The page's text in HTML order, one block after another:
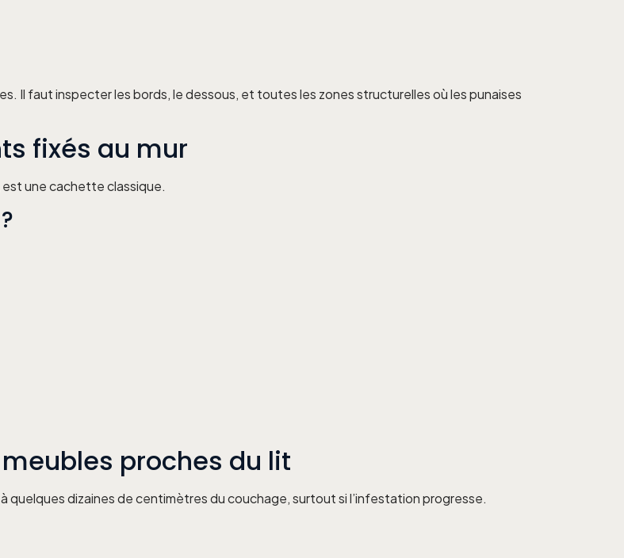
Il faut inspecter les bords, le dessous, et toutes les zones structurelles où les punaises
fixés au mur
une cachette classique.
proches du lit
quelques dizaines de centimètres du couchage, surtout si l’infestation progresse.